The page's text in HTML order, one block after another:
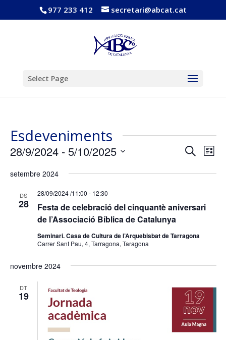
977 233 412 secretari@abcat.cat
Select Page
Esdeveniments
visual
i
Cerca
de
Llista
28/9/2024 - 5/10/2025
una
setembre 2024
DS
28
Festa de celebració del cinquantè aniversari
de l’Associació Bíblica de Catalunya
28/09/2024 /11:00 - 12:30
Seminari. Casa de Cultura de l’Arquebisbat de Tarragona
Carrer Sant Pau, 4, Tarragona, Taragona
novembre 2024
DT
19